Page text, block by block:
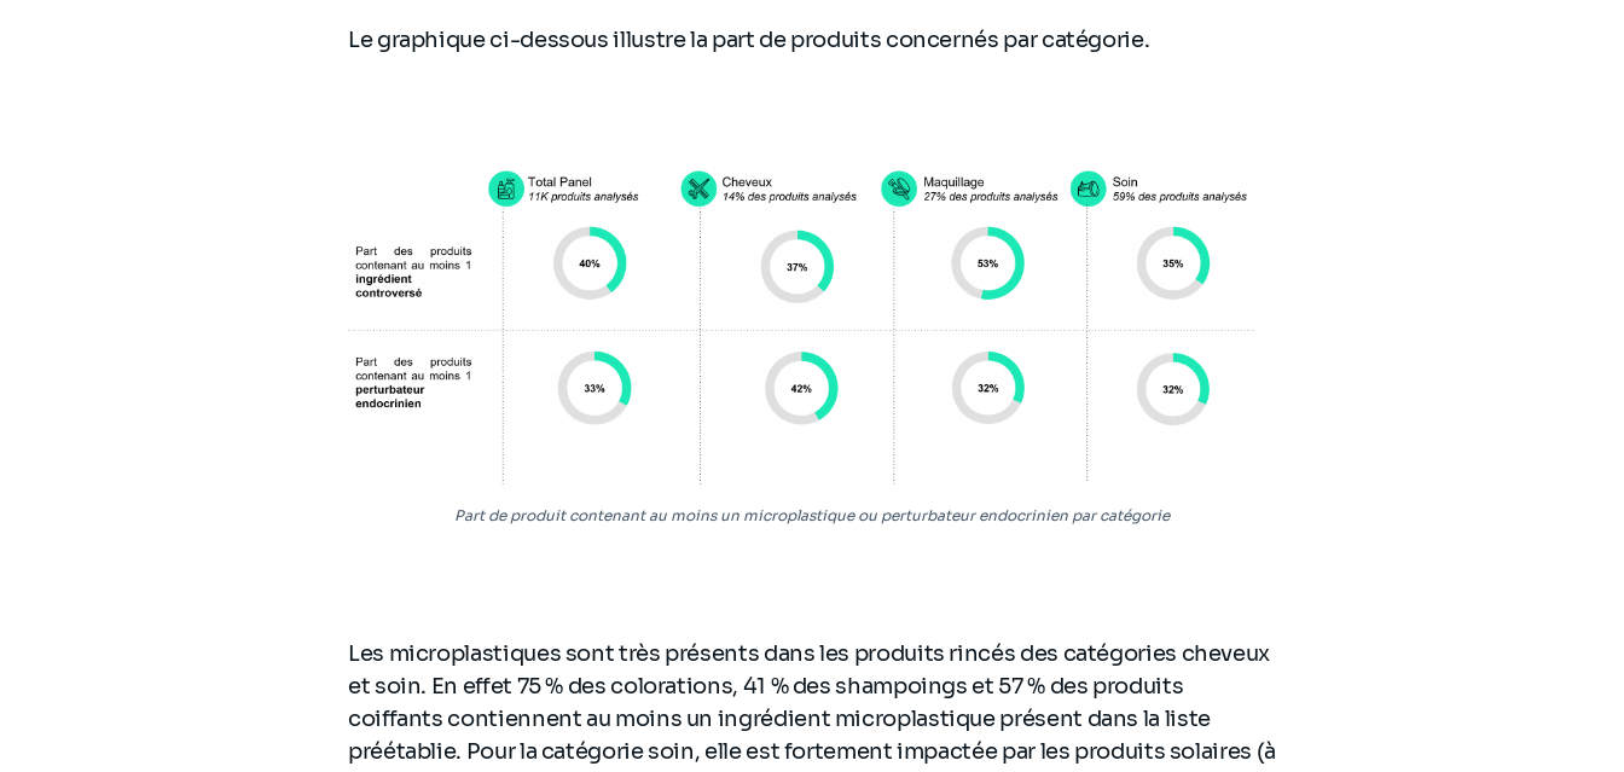
Le graphique ci-dessous illustre la part de produits concernés par catégorie.
Part de produit contenant au moins un microplastique ou perturbateur endocrinien par catégorie
Les microplastiques sont très présents dans les produits rincés des catégories cheveux
et soin. En effet 75 % des colorations, 41 % des shampoings et 57 % des produits
coiffants contiennent au moins un ingrédient microplastique présent dans la liste
préétablie. Pour la catégorie soin, elle est fortement impactée par les produits solaires (à